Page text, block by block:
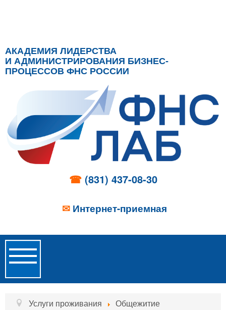
АКАДЕМИЯ ЛИДЕРСТВА
И АДМИНИСТРИРОВАНИЯ БИЗНЕС-
ПРОЦЕССОВ ФНС РОССИИ
☎ (831) 437-08-30
✉ Интернет-приемная
Toggle
Navigation
ГлавнаяУслуги проживания Общежитие